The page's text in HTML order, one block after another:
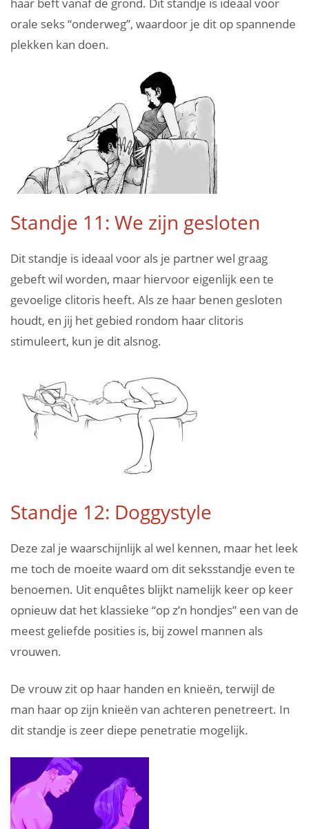
orale seks “onderweg”, waardoor je dit op spannende
plekken kan doen.
Standje 11: We zijn gesloten
Dit standje is ideaal voor als je partner wel graag
gebeft wil worden, maar hiervoor eigenlijk een te
gevoelige clitoris heeft. Als ze haar benen gesloten
houdt, en jij het gebied rondom haar clitoris
stimuleert, kun je dit alsnog.
Standje 12: Doggystyle
Deze zal je waarschijnlijk al wel kennen, maar het leek
me toch de moeite waard om dit seksstandje even te
benoemen. Uit enquêtes blijkt namelijk keer op keer
opnieuw dat het klassieke “op z’n hondjes” een van de
meest geliefde posities is, bij zowel mannen als
vrouwen.
De vrouw zit op haar handen en knieën, terwijl de
man haar op zijn knieën van achteren penetreert. In
dit standje is zeer diepe penetratie mogelijk.